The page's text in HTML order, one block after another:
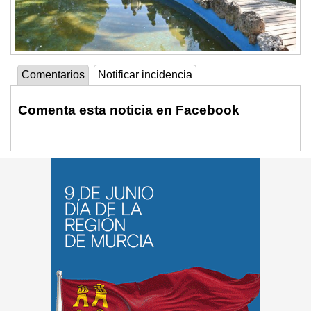
Comentarios Notificar incidencia
Comenta esta noticia en Facebook